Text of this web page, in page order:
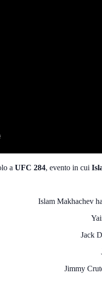
a UFC 284, evento in cui
Islam Makhachev
Jack
Jimmy